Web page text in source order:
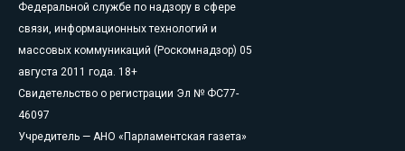
Федеральной службе по надзору в сфере
связи, информационных технологий и
массовых коммуникаций (Роскомнадзор) 05
августа 2011 года. 18+
Свидетельство о регистрации Эл № ФС77-
46097
Учредитель — АНО «Парламентская газета»